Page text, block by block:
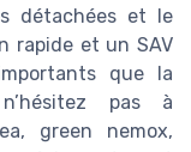
détachées et le
rapide et un SAV
que la
pas à
green nemox,